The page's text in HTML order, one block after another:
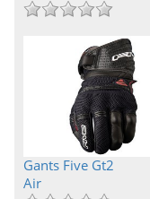
Gants Five Gt2
Air